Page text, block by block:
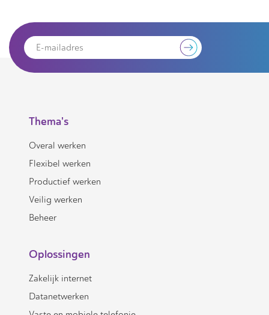
Thema's
Overal werken
Flexibel werken
Productief werken
Veilig werken
Beheer
Oplossingen
Zakelijk internet
Datanetwerken